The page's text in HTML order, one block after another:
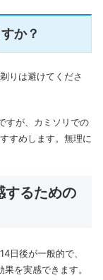
か？
りは避けてくださ
すが、カミソリでの
すめします。無理に
するための
日後が一般的で、
を実感できます。